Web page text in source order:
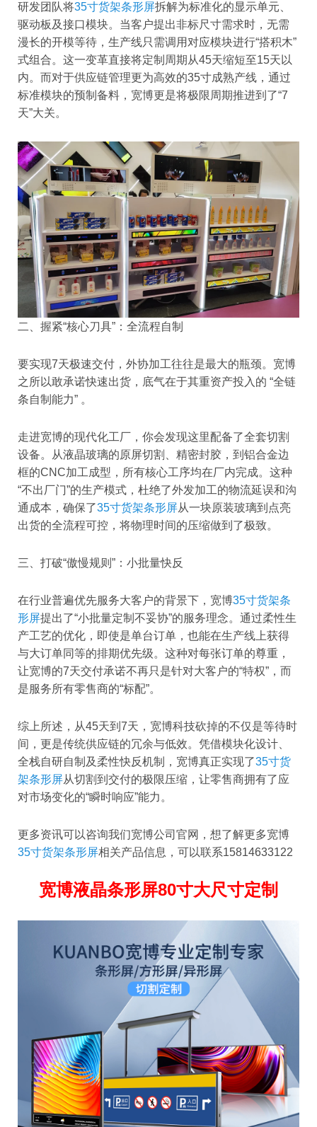
研发团队将35寸货架条形屏拆解为标准化的显示单元、
驱动板及接口模块。当客户提出非标尺寸需求时，无需
漫长的开模等待，生产线只需调用对应模块进行“搭积木”
式组合。这一变革直接将定制周期从45天缩短至15天以
内。而对于供应链管理更为高效的35寸成熟产线，通过
标准模块的预制备料，宽博更是将极限周期推进到了“7
天”大关。
二、握紧“核心刀具”：全流程自制
要实现7天极速交付，外协加工往往是最大的瓶颈。宽博
之所以敢承诺快速出货，底气在于其重资产投入的 “全链
条自制能力” 。
走进宽博的现代化工厂，你会发现这里配备了全套切割
设备。从液晶玻璃的原屏切割、精密封胶，到铝合金边
框的CNC加工成型，所有核心工序均在厂内完成。这种
“不出厂门”的生产模式，杜绝了外发加工的物流延误和沟
通成本，确保了35寸货架条形屏从一块原装玻璃到点亮
出货的全流程可控，将物理时间的压缩做到了极致。
三、打破“傲慢规则”：小批量快反
在行业普遍优先服务大客户的背景下，宽博35寸货架条
形屏提出了“小批量定制不妥协”的服务理念。通过柔性生
产工艺的优化，即使是单台订单，也能在生产线上获得
与大订单同等的排期优先级。这种对每张订单的尊重，
让宽博的7天交付承诺不再只是针对大客户的“特权”，而
是服务所有零售商的“标配”。
综上所述，从45天到7天，宽博科技砍掉的不仅是等待时
间，更是传统供应链的冗余与低效。凭借模块化设计、
全栈自研自制及柔性快反机制，宽博真正实现了35寸货
架条形屏从切割到交付的极限压缩，让零售商拥有了应
对市场变化的“瞬时响应”能力。
更多资讯可以咨询我们宽博公司官网，想了解更多宽博
35寸货架条形屏相关产品信息，可以联系15814633122
宽博液晶条形屏80寸大尺寸定制